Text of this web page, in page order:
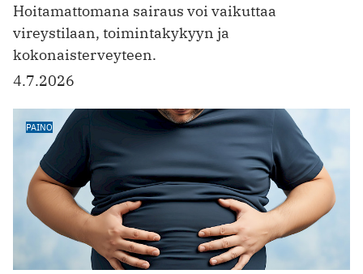
Hoitamattomana sairaus voi vaikuttaa
vireystilaan, toimintakykyyn ja
kokonaisterveyteen.
4.7.2026
PAINO